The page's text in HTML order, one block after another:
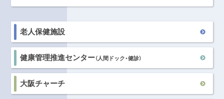
老人保健施設
健康管理推進センター（人間ドック・健診）
大阪チャーチ